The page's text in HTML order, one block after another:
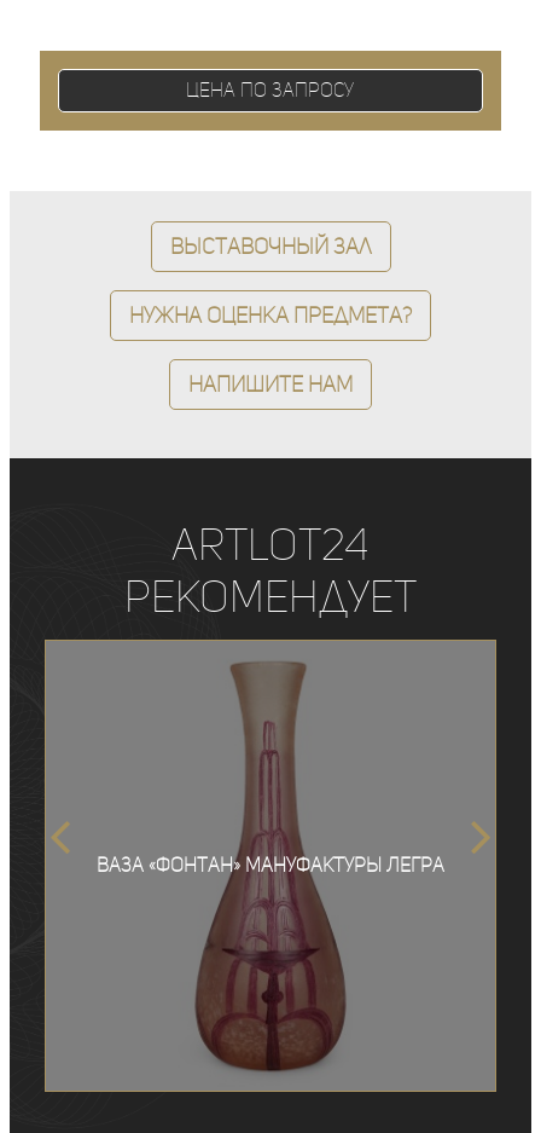
Цена по запросу
Выставочный зал
Нужна оценка предмета?
Напишите нам
ArtLot24
рекомендует
Ваза «Фонтан» мануфактуры Легра